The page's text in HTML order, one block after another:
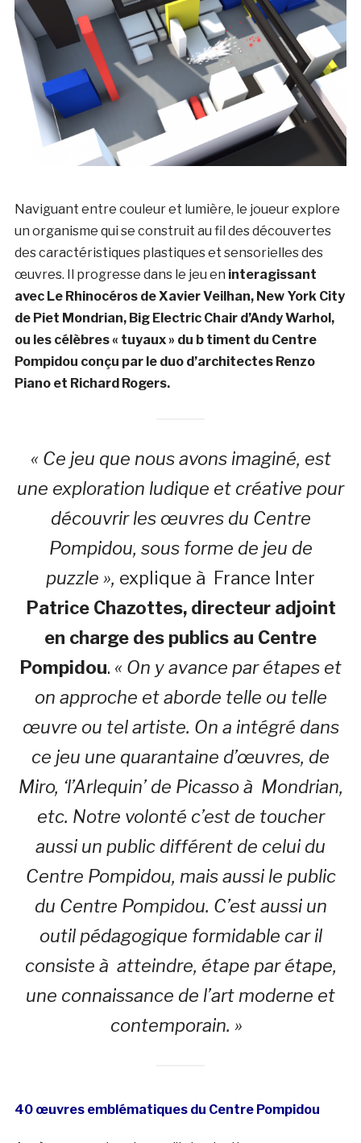
Naviguant entre couleur et lumière, le joueur explore
un organisme qui se construit au fil des découvertes
des caractéristiques plastiques et sensorielles des
œuvres. Il progresse dans le jeu en interagissant
avec Le Rhinocéros de Xavier Veilhan, New York City
de Piet Mondrian, Big Electric Chair d’Andy Warhol,
ou les célèbres « tuyaux » du b timent du Centre
Pompidou conçu par le duo d’architectes Renzo
Piano et Richard Rogers.
« Ce jeu que nous avons imaginé, est
une exploration ludique et créative pour
découvrir les œuvres du Centre
Pompidou, sous forme de jeu de
puzzle », explique à France Inter
Patrice Chazottes, directeur adjoint
en charge des publics au Centre
Pompidou. « On y avance par étapes et
on approche et aborde telle ou telle
œuvre ou tel artiste. On a intégré dans
ce jeu une quarantaine d’œuvres, de
Miro, ‘l’Arlequin’ de Picasso à Mondrian,
etc. Notre volonté c’est de toucher
aussi un public différent de celui du
Centre Pompidou, mais aussi le public
du Centre Pompidou. C’est aussi un
outil pédagogique formidable car il
consiste à atteindre, étape par étape,
une connaissance de l’art moderne et
contemporain. »
40 œuvres emblématiques du Centre Pompidou